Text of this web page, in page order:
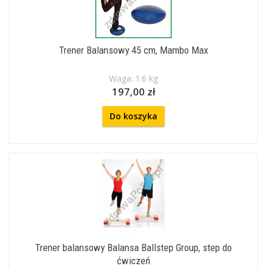
Trener Balansowy 45 cm, Mambo Max
Waga: 1.6 kg
197,00 zł
Do koszyka
Trener balansowy Balansa Ballstep Group, step do
ćwiczeń